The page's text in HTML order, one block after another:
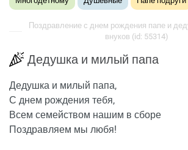
Поздравление с днем рождения папе и
внуков (id: 55314)
Дедушка и милый папа
Дедушка и милый папа,
С днем рождения тебя,
Всем семейством нашим в сборе
Поздравляем мы любя!